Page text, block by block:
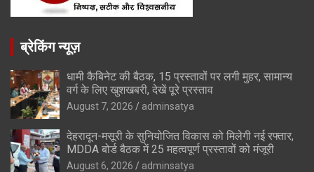
ब्रेकिंग न्यूज़
धामी कैबिनेट की बैठक, 15 प्रस्तावों पर लगी मुहर, सामान्य
वर्ग के लिए खुशखबरी, देखें पूरे प्रस्ताव
August 7, 2026 adminsatya
देहरादून-मसूरी के सुनियोजित विकास को मिलेगी नई रफ्तार,
MDDA बोर्ड बैठक में 25 महत्वपूर्ण प्रस्तावों को मंजूरी
August 6, 2026 adminsatya